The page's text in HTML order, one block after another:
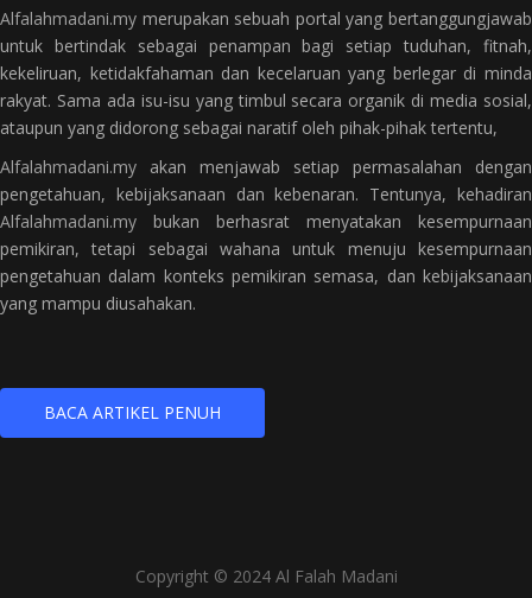
Alfalahmadani.my merupakan sebuah portal yang bertanggungjawab
untuk bertindak sebagai penampan bagi setiap tuduhan, fitnah,
kekeliruan, ketidakfahaman dan kecelaruan yang berlegar di minda
rakyat. Sama ada isu-isu yang timbul secara organik di media sosial,
ataupun yang didorong sebagai naratif oleh pihak-pihak tertentu,
Alfalahmadani.my akan menjawab setiap permasalahan dengan
pengetahuan, kebijaksanaan dan kebenaran. Tentunya, kehadiran
Alfalahmadani.my bukan berhasrat menyatakan kesempurnaan
pemikiran, tetapi sebagai wahana untuk menuju kesempurnaan
pengetahuan dalam konteks pemikiran semasa, dan kebijaksanaan
yang mampu diusahakan.
BACA ARTIKEL PENUH
Copyright © 2024 Al Falah Madani